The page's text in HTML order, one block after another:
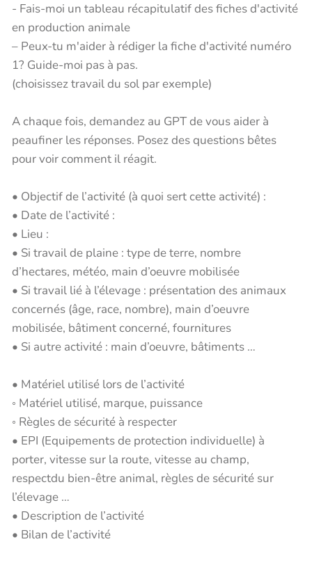
- Fais-moi un tableau récapitulatif des fiches d'activité
en production animale
– Peux-tu m'aider à rédiger la fiche d'activité numéro
1? Guide-moi pas à pas.
(choisissez travail du sol par exemple)
A chaque fois, demandez au GPT de vous aider à
peaufiner les réponses. Posez des questions bêtes
pour voir comment il réagit.
• Objectif de l’activité (à quoi sert cette activité) :
• Date de l’activité :
• Lieu :
• Si travail de plaine : type de terre, nombre
d’hectares, météo, main d’oeuvre mobilisée
• Si travail lié à l’élevage : présentation des animaux
concernés (âge, race, nombre), main d’oeuvre
mobilisée, bâtiment concerné, fournitures
• Si autre activité : main d’oeuvre, bâtiments …
• Matériel utilisé lors de l’activité
◦ Matériel utilisé, marque, puissance
◦ Règles de sécurité à respecter
• EPI (Equipements de protection individuelle) à
porter, vitesse sur la route, vitesse au champ,
respectdu bien-être animal, règles de sécurité sur
l’élevage …
• Description de l’activité
• Bilan de l’activité